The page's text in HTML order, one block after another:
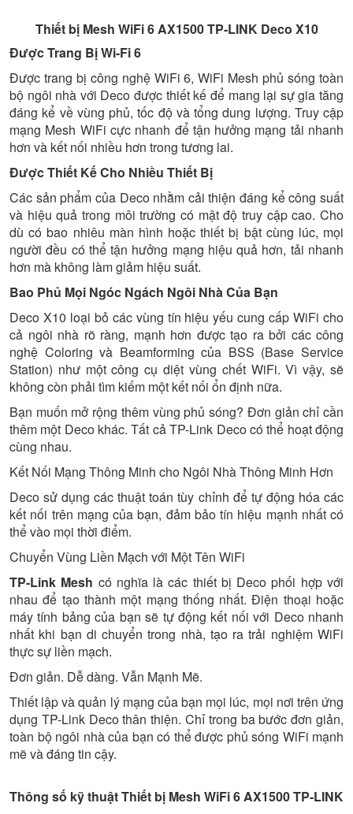
Thiết bị Mesh WiFi 6 AX1500 TP-LINK Deco X10
Được Trang Bị Wi-Fi 6
Được trang bị công nghệ WiFi 6, WiFi Mesh phủ sóng toàn
bộ ngôi nhà với Deco được thiết kế để mang lại sự gia tăng
đáng kể về vùng phủ, tốc độ và tổng dung lượng. Truy cập
mạng Mesh WiFi cực nhanh để tận hưởng mạng tải nhanh
hơn và kết nối nhiều hơn trong tương lai.
Được Thiết Kế Cho Nhiều Thiết Bị
Các sản phẩm của Deco nhằm cải thiện đáng kể công suất
và hiệu quả trong môi trường có mật độ truy cập cao. Cho
dù có bao nhiêu màn hình hoặc thiết bị bật cùng lúc, mọi
người đều có thể tận hưởng mạng hiệu quả hơn, tải nhanh
hơn mà không làm giảm hiệu suất.
Bao Phủ Mọi Ngóc Ngách Ngôi Nhà Của Bạn
Deco X10 loại bỏ các vùng tín hiệu yếu cung cấp WiFi cho
cả ngôi nhà rõ ràng, mạnh hơn được tạo ra bởi các công
nghệ Coloring và Beamforming của BSS (Base Service
Station) như một công cụ diệt vùng chết WiFi. Vì vậy, sẽ
không còn phải tìm kiếm một kết nối ổn định nữa.
Bạn muốn mở rộng thêm vùng phủ sóng? Đơn giản chỉ cần
thêm một Deco khác. Tất cả TP-Link Deco có thể hoạt động
cùng nhau.
Kết Nối Mạng Thông Minh cho Ngôi Nhà Thông Minh Hơn
Deco sử dụng các thuật toán tùy chỉnh để tự động hóa các
kết nối trên mạng của bạn, đảm bảo tín hiệu mạnh nhất có
thể vào mọi thời điểm.
Chuyển Vùng Liền Mạch với Một Tên WiFi
TP-Link Mesh có nghĩa là các thiết bị Deco phối hợp với
nhau để tạo thành một mạng thống nhất. Điện thoại hoặc
máy tính bảng của bạn sẽ tự động kết nối với Deco nhanh
nhất khi bạn di chuyển trong nhà, tạo ra trải nghiệm WiFi
thực sự liền mạch.
Đơn giản. Dễ dàng. Vẫn Mạnh Mẽ.
Thiết lập và quản lý mạng của bạn mọi lúc, mọi nơi trên ứng
dụng TP-Link Deco thân thiện. Chỉ trong ba bước đơn giản,
toàn bộ ngôi nhà của bạn có thể được phủ sóng WiFi mạnh
mẽ và đáng tin cậy.
Thông số kỹ thuật Thiết bị Mesh WiFi 6 AX1500 TP-LINK